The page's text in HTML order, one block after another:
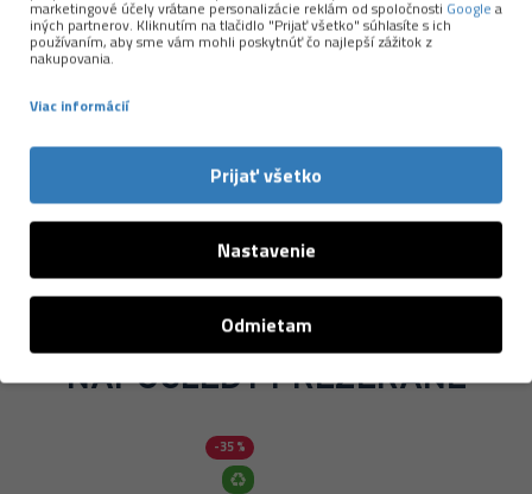
ekologickou stopou. Ich produkty sú ľahké, priedušné,
príjemné na pokožke a spoľahlivo fungujú pri behu,
turistike aj každodennom nosení.
Viac o značke →
NAPOSLEDY PREZERANÉ
-35 %
marketingové účely vrátane personalizácie reklám od spoločnosti Google a
iných partnerov. Kliknutím na tlačidlo "Prijať všetko" súhlasíte s ich
používaním, aby sme vám mohli poskytnúť čo najlepší zážitok z
nakupovania.
Viac informácií
Prijať všetko
Nastavenie
Odmietam